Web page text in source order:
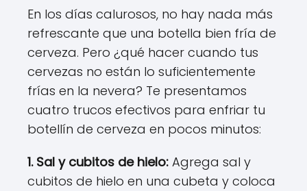
En los días calurosos, no hay nada más
refrescante que una botella bien fría de
cerveza. Pero ¿qué hacer cuando tus
cervezas no están lo suficientemente
frías en la nevera? Te presentamos
cuatro trucos efectivos para enfriar tu
botellín de cerveza en pocos minutos:
1. Sal y cubitos de hielo: Agrega sal y
cubitos de hielo en una cubeta y coloca